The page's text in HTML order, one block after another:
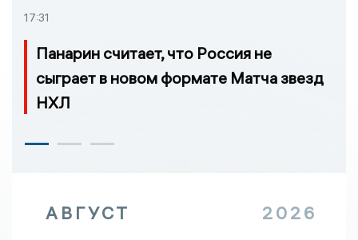
17:31
Панарин считает, что Россия не
сыграет в новом формате Матча звезд
НХЛ
АВГУСТ 2026